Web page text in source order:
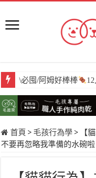
\必囤/阿姆好棒棒
首頁 > 毛孩行為學 >
【
不要再忽略我準備的水碗啦